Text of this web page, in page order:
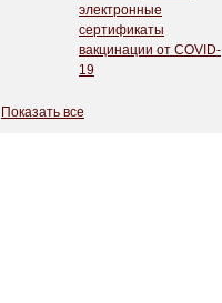
электронные
сертификаты
вакцинации от COVID-
19
Показать все